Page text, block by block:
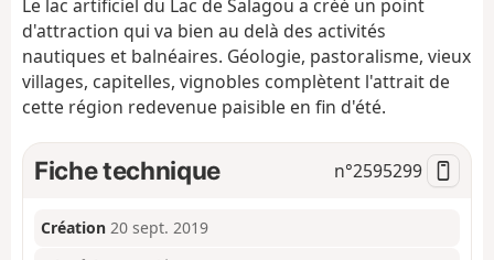
g
o
Le lac artificiel du Lac de Salagou a créé un point
d'attraction qui va bien au delà des activités
nautiques et balnéaires. Géologie, pastoralisme, vieux
villages, capitelles, vignobles complètent l'attrait de
cette région redevenue paisible en fin d'été.
Fiche technique n°2595299
Création 20 sept. 2019